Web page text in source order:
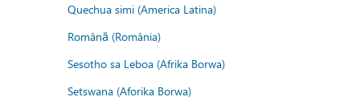
Quechua simi (America Latina)
Română (România)
Sesotho sa Leboa (Afrika Borwa)
Setswana (Aforika Borwa)